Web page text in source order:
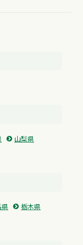
山梨県
栃木県